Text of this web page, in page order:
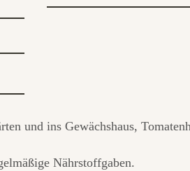
und ins Gewächshaus,
Nährstoffgaben.